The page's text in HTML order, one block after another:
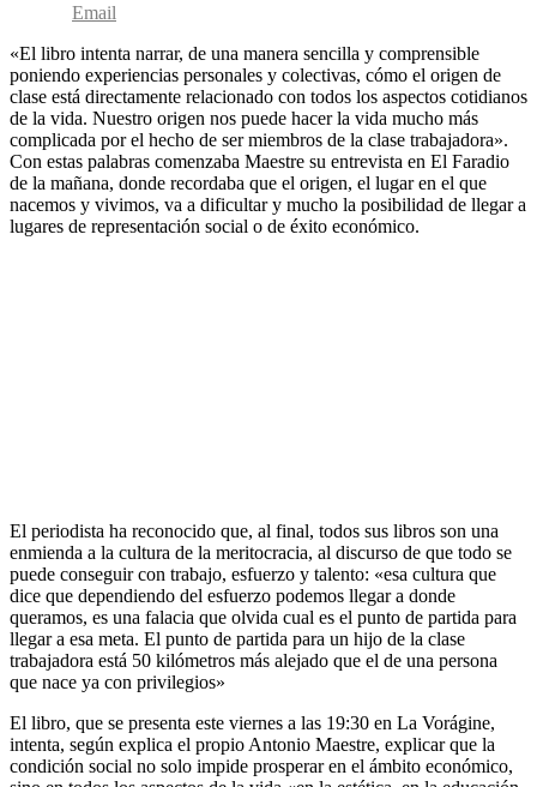
Email
«El libro intenta narrar, de una manera sencilla y comprensible
poniendo experiencias personales y colectivas, cómo el origen de
clase está directamente relacionado con todos los aspectos cotidianos
de la vida. Nuestro origen nos puede hacer la vida mucho más
complicada por el hecho de ser miembros de la clase trabajadora».
Con estas palabras comenzaba Maestre su entrevista en El Faradio
de la mañana, donde recordaba que el origen, el lugar en el que
nacemos y vivimos, va a dificultar y mucho la posibilidad de llegar a
lugares de representación social o de éxito económico.
El periodista ha reconocido que, al final, todos sus libros son una
enmienda a la cultura de la meritocracia, al discurso de que todo se
puede conseguir con trabajo, esfuerzo y talento: «esa cultura que
dice que dependiendo del esfuerzo podemos llegar a donde
queramos, es una falacia que olvida cual es el punto de partida para
llegar a esa meta. El punto de partida para un hijo de la clase
trabajadora está 50 kilómetros más alejado que el de una persona
que nace ya con privilegios»
El libro, que se presenta este viernes a las 19:30 en La Vorágine,
intenta, según explica el propio Antonio Maestre, explicar que la
condición social no solo impide prosperar en el ámbito económico,